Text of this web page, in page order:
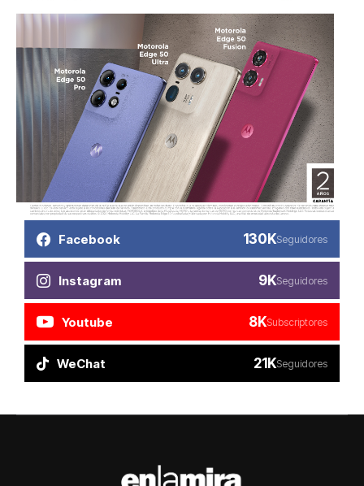
Facebook 130KSeguidores
Instagram 9KSeguidores
Youtube 8KSubscriptores
WeChat 21KSeguidores